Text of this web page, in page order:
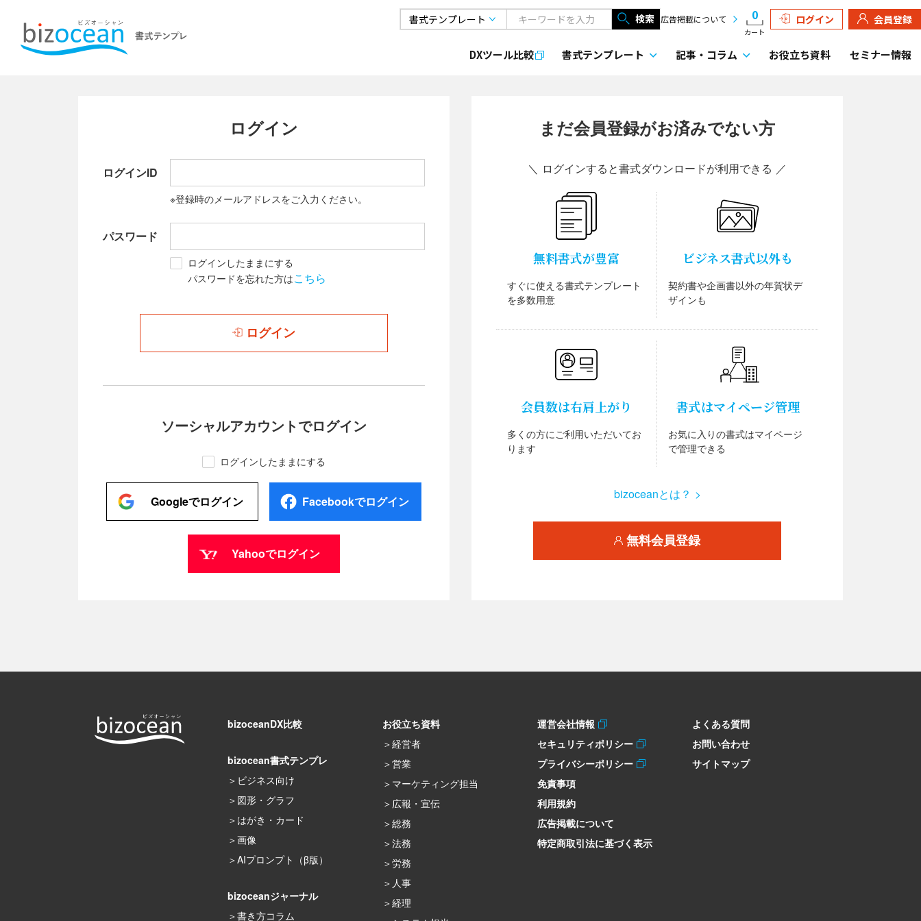
検索 広告掲載について 0
カート
ログイン 会員登録
DXツール比較 書式テンプレート 記事・ コラム お役立ち資料 セミナー情報
ログイン
ログインID
※登録時のメールアドレスをご入力ください。
パスワード
ログインしたままにする
パスワードを忘れた方はこちら
ログイン
ソーシャルアカウントでログイン
ログインしたままにする
Googleでログイン Facebookでログイン
Yahooでログイン
まだ会員登録がお済みでない方
＼ ログインすると書式ダウンロードが利用できる ／
無料書式が豊富
すぐに使える書式テンプレート
を多数用意
ビジネス書式以外も
契約書や企画書以外の年賀状デ
ザインも
会員数は右肩上がり
多くの方にご利用いただいてお
ります
書式はマイページ管理
お気に入りの書式はマイページ
で管理できる
bizoceanとは？ >
無料会員登録
bizoceanDX比較
bizocean書式テンプレ
ビジネス向け
図形・グラフ
はがき・カード
画像
AIプロンプト（β版）
bizoceanジャーナル
書き方コラム
お役立ち資料
経営者
営業
マーケティング担当
広報・宣伝
総務
法務
労務
人事
経理
運営会社情報
セキュリティポリシー
プライバシーポリシー
免責事項
利用規約
広告掲載について
特定商取引法に基づく表示
よくある質問
お問い合わせ
サイトマップ